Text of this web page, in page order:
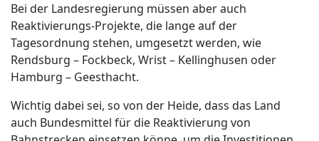
Bei der Landesregierung müssen aber auch
Reaktivierungs-Projekte, die lange auf der
Tagesordnung stehen, umgesetzt werden, wie
Rendsburg – Fockbeck, Wrist – Kellinghusen oder
Hamburg – Geesthacht.
Wichtig dabei sei, so von der Heide, dass das Land
auch Bundesmittel für die Reaktivierung von